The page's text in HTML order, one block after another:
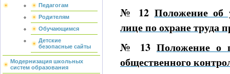
Педагогам
Родителям
Обучающимся
Детские
безопасные сайты
Модернизация школьных
систем образования
№ 12 Положение об
лице по охране труда
№ 13 Положение о
общественного